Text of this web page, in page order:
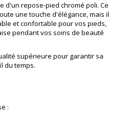
d'un repose-pied chromé poli. Ce
une touche d'élégance, mais il
et confortable pour vos pieds,
pendant vos soins de beauté
supérieure pour garantir sa
du temps.
: